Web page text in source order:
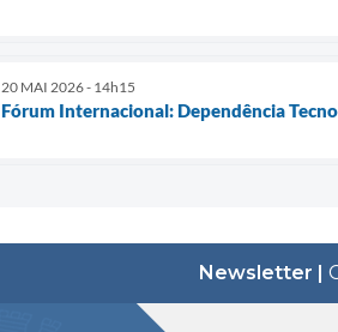
20 MAI 2026 - 14h15
Fórum Internacional: Dependência
Newsletter |